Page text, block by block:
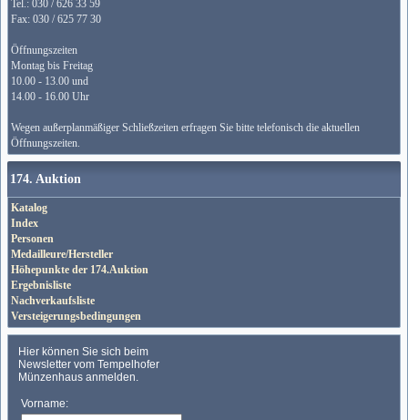
Tel.: 030 / 626 33 59
Fax: 030 / 625 77 30
Öffnungszeiten
Montag bis Freitag
10.00 - 13.00 und
14.00 - 16.00 Uhr
Wegen außerplanmäßiger Schließzeiten erfragen Sie bitte telefonisch die aktuellen
Öffnungszeiten.
174. Auktion
Katalog
Index
Personen
Medailleure/Hersteller
Höhepunkte der 174.Auktion
Ergebnisliste
Nachverkaufsliste
Versteigerungsbedingungen